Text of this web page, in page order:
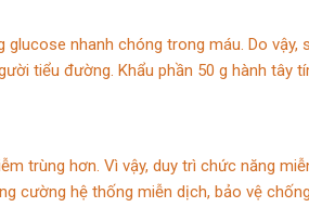
nhanh chóng trong máu. Do
tiểu đường. Khẩu phần 50 g hành tây
trùng hơn. Vì vậy, duy trì chức năng
cường hệ thống miễn dịch, bảo vệ